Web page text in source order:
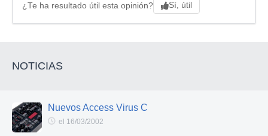
¿Te ha resultado útil esta opinión? Sí, útil
NOTICIAS
Nuevos Access Virus C
el 16/03/2002